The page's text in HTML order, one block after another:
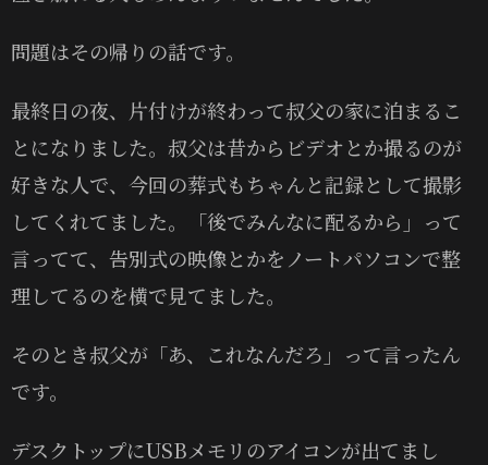
問題はその帰りの話です。
最終日の夜、片付けが終わって叔父の家に泊まるこ
とになりました。叔父は昔からビデオとか撮るのが
好きな人で、今回の葬式もちゃんと記録として撮影
してくれてました。「後でみんなに配るから」って
言ってて、告別式の映像とかをノートパソコンで整
理してるのを横で見てました。
そのとき叔父が「あ、これなんだろ」って言ったん
です。
デスクトップにUSBメモリのアイコンが出てまし